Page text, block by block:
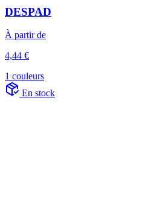
DESPAD
À partir de
4,44 €
1 couleurs
En stock